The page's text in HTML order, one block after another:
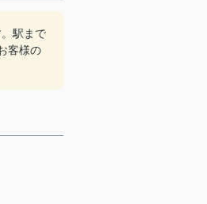
駅まで
客様の